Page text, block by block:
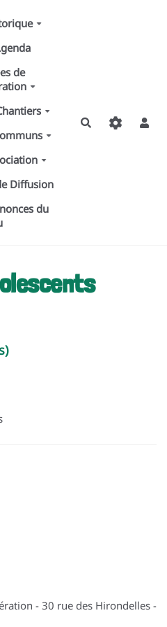
de
Diffusion
du
Rechercher
- 30 rue des Hirondelles -